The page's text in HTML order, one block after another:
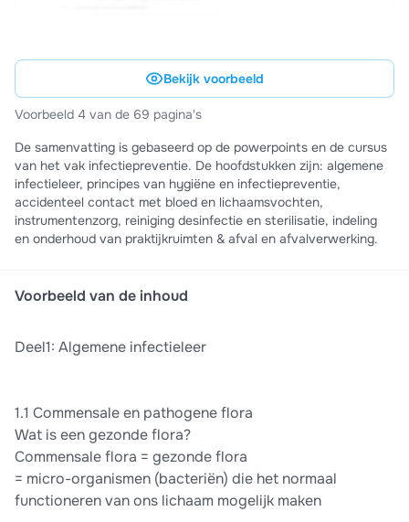
Bekijk voorbeeld
Voorbeeld 4 van de 69 pagina's
De samenvatting is gebaseerd op de powerpoints en de cursus
van het vak infectiepreventie. De hoofdstukken zijn: algemene
infectieleer, principes van hygiëne en infectiepreventie,
accidenteel contact met bloed en lichaamsvochten,
instrumentenzorg, reiniging desinfectie en sterilisatie, indeling
en onderhoud van praktijkruimten & afval en afvalverwerking.
Voorbeeld van de inhoud
Deel1: Algemene infectieleer
1.1 Commensale en pathogene flora
Wat is een gezonde flora?
Commensale flora = gezonde flora
= micro-organismen (bacteriën) die het normaal
functioneren van ons lichaam mogelijk maken